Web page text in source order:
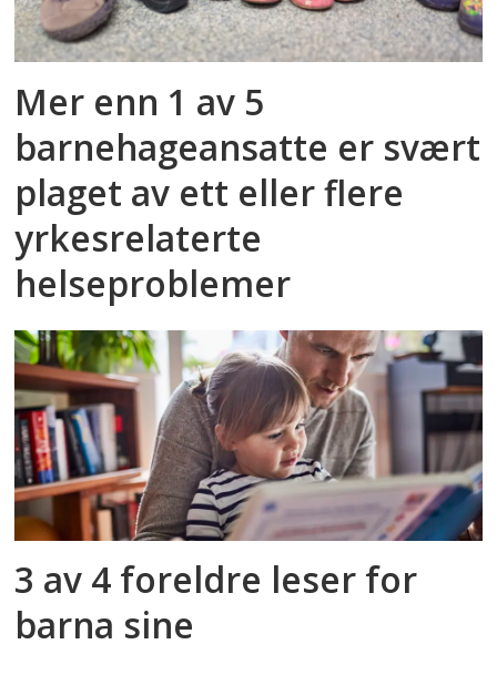
Mer enn 1 av 5
barnehageansatte er svært
plaget av ett eller flere
yrkesrelaterte
helseproblemer
3 av 4 foreldre leser for
barna sine